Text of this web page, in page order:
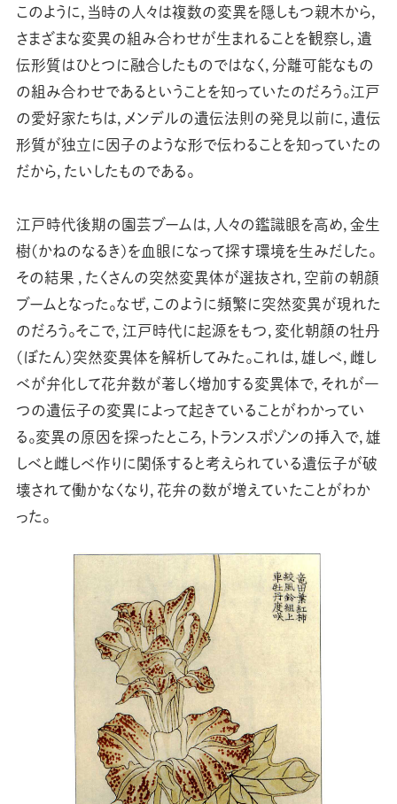
このように，当時の人々は複数の変異を隠しもつ親木から，
さまざまな変異の組み合わせが生まれることを観察し，遺
伝形質はひとつに融合したものではなく，分離可能なもの
の組み合わせであるということを知っていたのだろう。江戸
の愛好家たちは，メンデルの遺伝法則の発見以前に，遺伝
形質が独立に因子のような形で伝わることを知っていたの
だから，たいしたものである。
江戸時代後期の園芸ブームは，人々の鑑識眼を高め，金生
樹(かねのなるき)を血眼になって探す環境を生みだした。
その結果 ，たくさんの突然変異体が選抜され，空前の朝顔
ブームとなった。なぜ，このように頻繁に突然変異が現れた
のだろう。そこで，江戸時代に起源をもつ，変化朝顔の牡丹
(ぼたん)突然変異体を解析してみた。これは，雄しべ，雌し
べが弁化して花弁数が著しく増加する変異体で，それが一
つの遺伝子の変異によって起きていることがわかってい
る。変異の原因を探ったところ，トランスポゾンの挿入で，雄
しべと雌しべ作りに関係すると考えられている遺伝子が破
壊されて働かなくなり，花弁の数が増えていたことがわか
った。